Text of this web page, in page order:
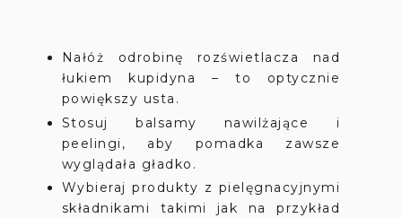
Nałóż odrobinę rozświetlacza nad
łukiem kupidyna – to optycznie
powiększy usta.
Stosuj balsamy nawilżające i
peelingi, aby pomadka zawsze
wyglądała gładko.
Wybieraj produkty z pielęgnacyjnymi
składnikami takimi jak na przykład